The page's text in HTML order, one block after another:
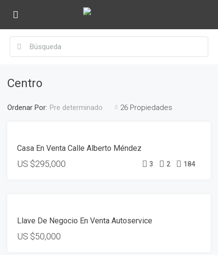
Centro
26 Propiedades
Ordenar Por: Pre determinado
Casa En Venta Calle Alberto Méndez
US $295,000 3 2 184
Llave De Negocio En Venta Autoservice
US $50,000